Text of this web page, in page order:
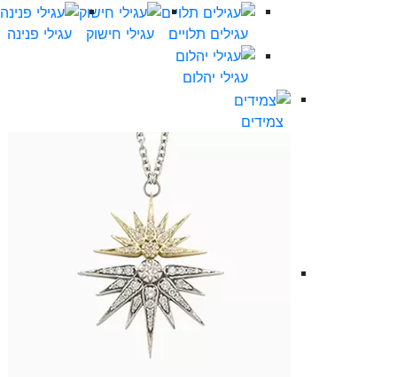
עגילים תלויים עגילי חישוק עגילי פנינה
עגילי יהלום
צמידים